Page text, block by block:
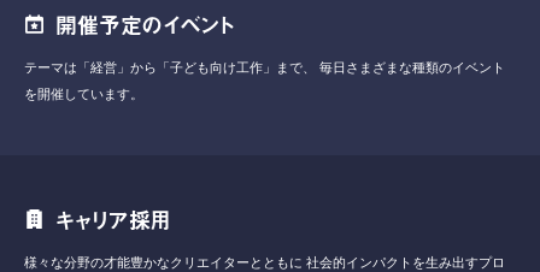
開催予定のイベント
テーマは「経営」から「子ども向け工作」まで、
毎日さまざまな種類のイベント
を開催しています。
キャリア採用
様々な分野の才能豊かなクリエイターとともに 社会的インパクトを生み出すプロ